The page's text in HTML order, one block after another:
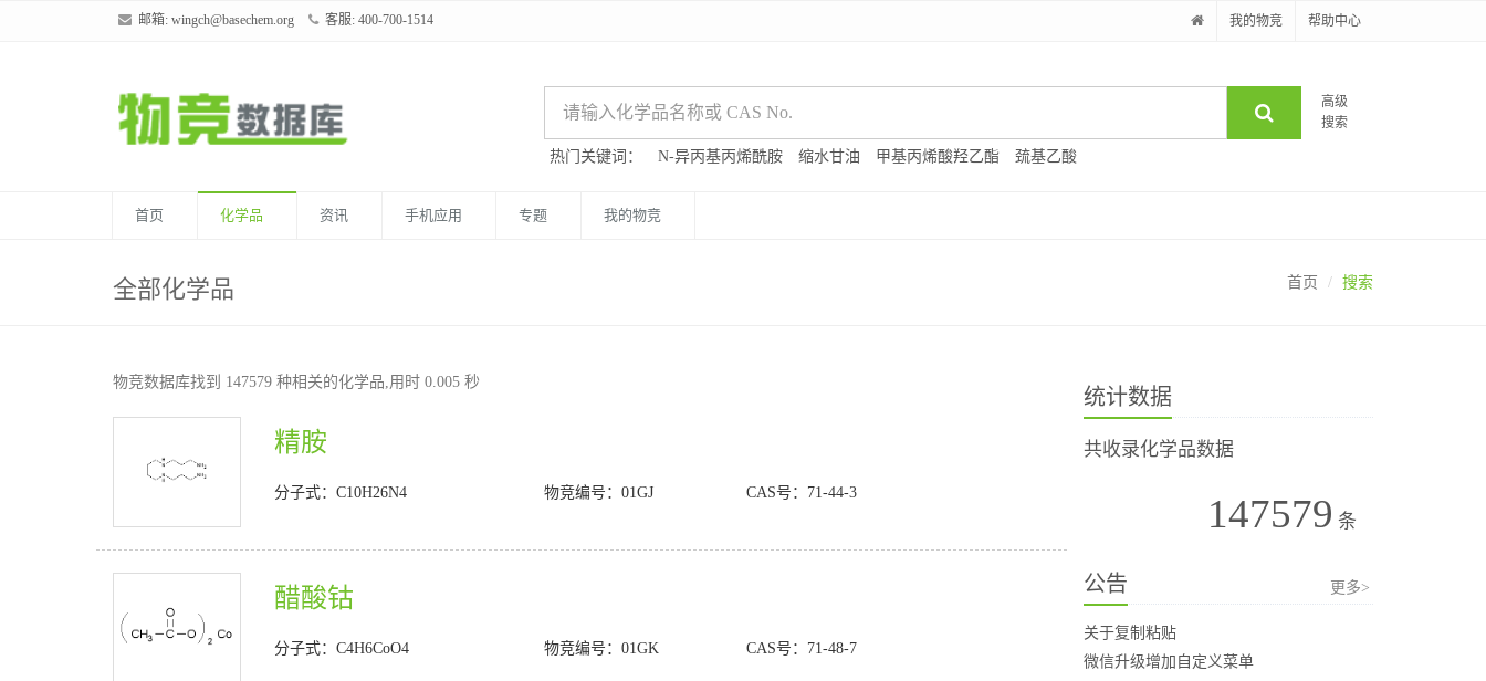
邮箱: wingch@basechem.org 客服: 400-700-1514 我的物竞 帮助中心
高级
搜索
热门关键词： N-异丙基丙烯酰胺 缩水甘油 甲基丙烯酸羟乙酯 巯基乙酸
首页 化学品 资讯 手机应用 专题 我的物竞
全部化学品 首页 搜索
物竞数据库找到 147579 种相关的化学品,用时 0.005 秒
精胺
分子式：C10H26N4 物竞编号：01GJ CAS号：71-44-3
醋酸钴
分子式：C4H6CoO4 物竞编号：01GK CAS号：71-48-7
统计数据
共收录化学品数据
147579 条
公告 更多>
关于复制粘贴
微信升级增加自定义菜单